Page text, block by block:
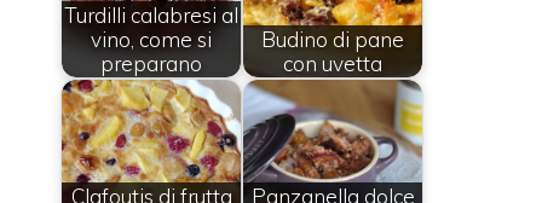
Turdilli calabresi al
vino, come si
preparano
Budino di pane
con uvetta
Clafoutis di frutta
Panzanella dolce